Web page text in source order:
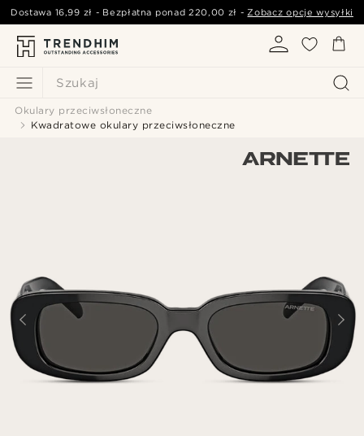
Szukaj
Dostawa 16,99 zł - Bezpłatna ponad220,00 zł -Zobacz opcje wysyłki
Okulary przeciwsłoneczne
Kwadratowe okulary przeciwsłoneczne